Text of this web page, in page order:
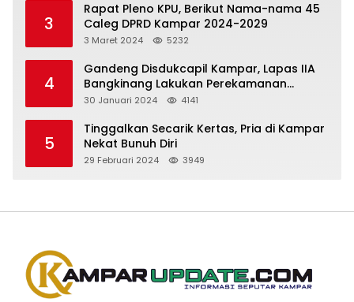
3
Rapat Pleno KPU, Berikut Nama-nama 45
3 Maret 2024 5232
4
Gandeng Disdukcapil Kampar, Lapas IIA
Bangkinang Lakukan Perekamanan
Kependudukan WBP
30 Januari 2024 4141
5
Tinggalkan Secarik Kertas, Pria di Kampar
Nekat Bunuh Diri
29 Februari 2024 3949